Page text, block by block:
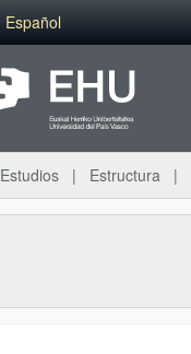
Español
Estudios Estructura